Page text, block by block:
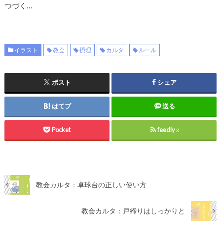
つづく…
イラスト 教会 摂理 カルタ ルール
ポスト シェア
はてブ 送る
Pocket feedly3
教会カルタ：卓球台の正しい使い方
教会カルタ：戸締りはしっかりと